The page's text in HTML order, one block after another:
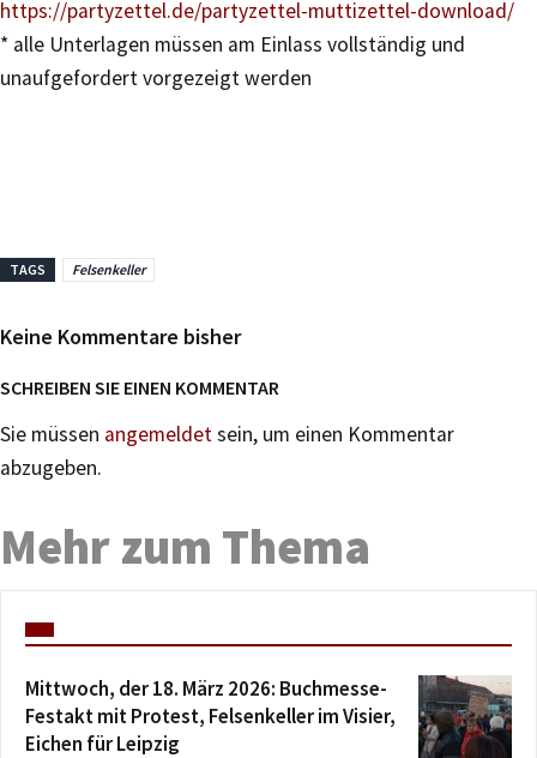
https://partyzettel.de/partyzettel-muttizettel-download/
* alle Unterlagen müssen am Einlass vollständig und
unaufgefordert vorgezeigt werden
TAGS Felsenkeller
Keine Kommentare bisher
SCHREIBEN SIE EINEN KOMMENTAR
Sie müssen angemeldetsein, um einen Kommentar
abzugeben.
Mehr zum Thema
Mittwoch, der 18. März 2026: Buchmesse-
Festakt mit Protest, Felsenkeller im Visier,
Eichen für Leipzig